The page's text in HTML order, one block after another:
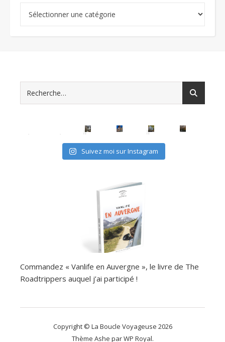
avec les (mini) kids, c'est possible
Suivez moi sur Instagram
Commandez « Vanlife en Auvergne », le livre de The
Roadtrippers auquel j’ai participé !
Copyright © La Boucle Voyageuse 2026
Thème Ashe parWP Royal.